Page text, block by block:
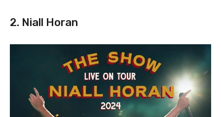
2. Niall Horan